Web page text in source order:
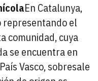
En Catalunya,
representando el
comunidad, cuya
se encuentra en
Vasco, sobresale